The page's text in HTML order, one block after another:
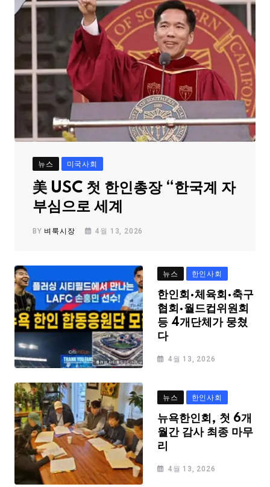
뉴스 미국사회
美 USC 첫 한인총장 “한국계 자
부심으로 세계
BY 벼룩시장 4월 13, 2026
뉴스 한인사회
한인회·체육회·축구
협회·월드컵위원회
등 4개단체가 뭉쳤
다
4월 13, 2026
뉴스 한인사회
뉴욕한인회, 첫 6개
월간 감사 최종 마무
리
4월 13, 2026